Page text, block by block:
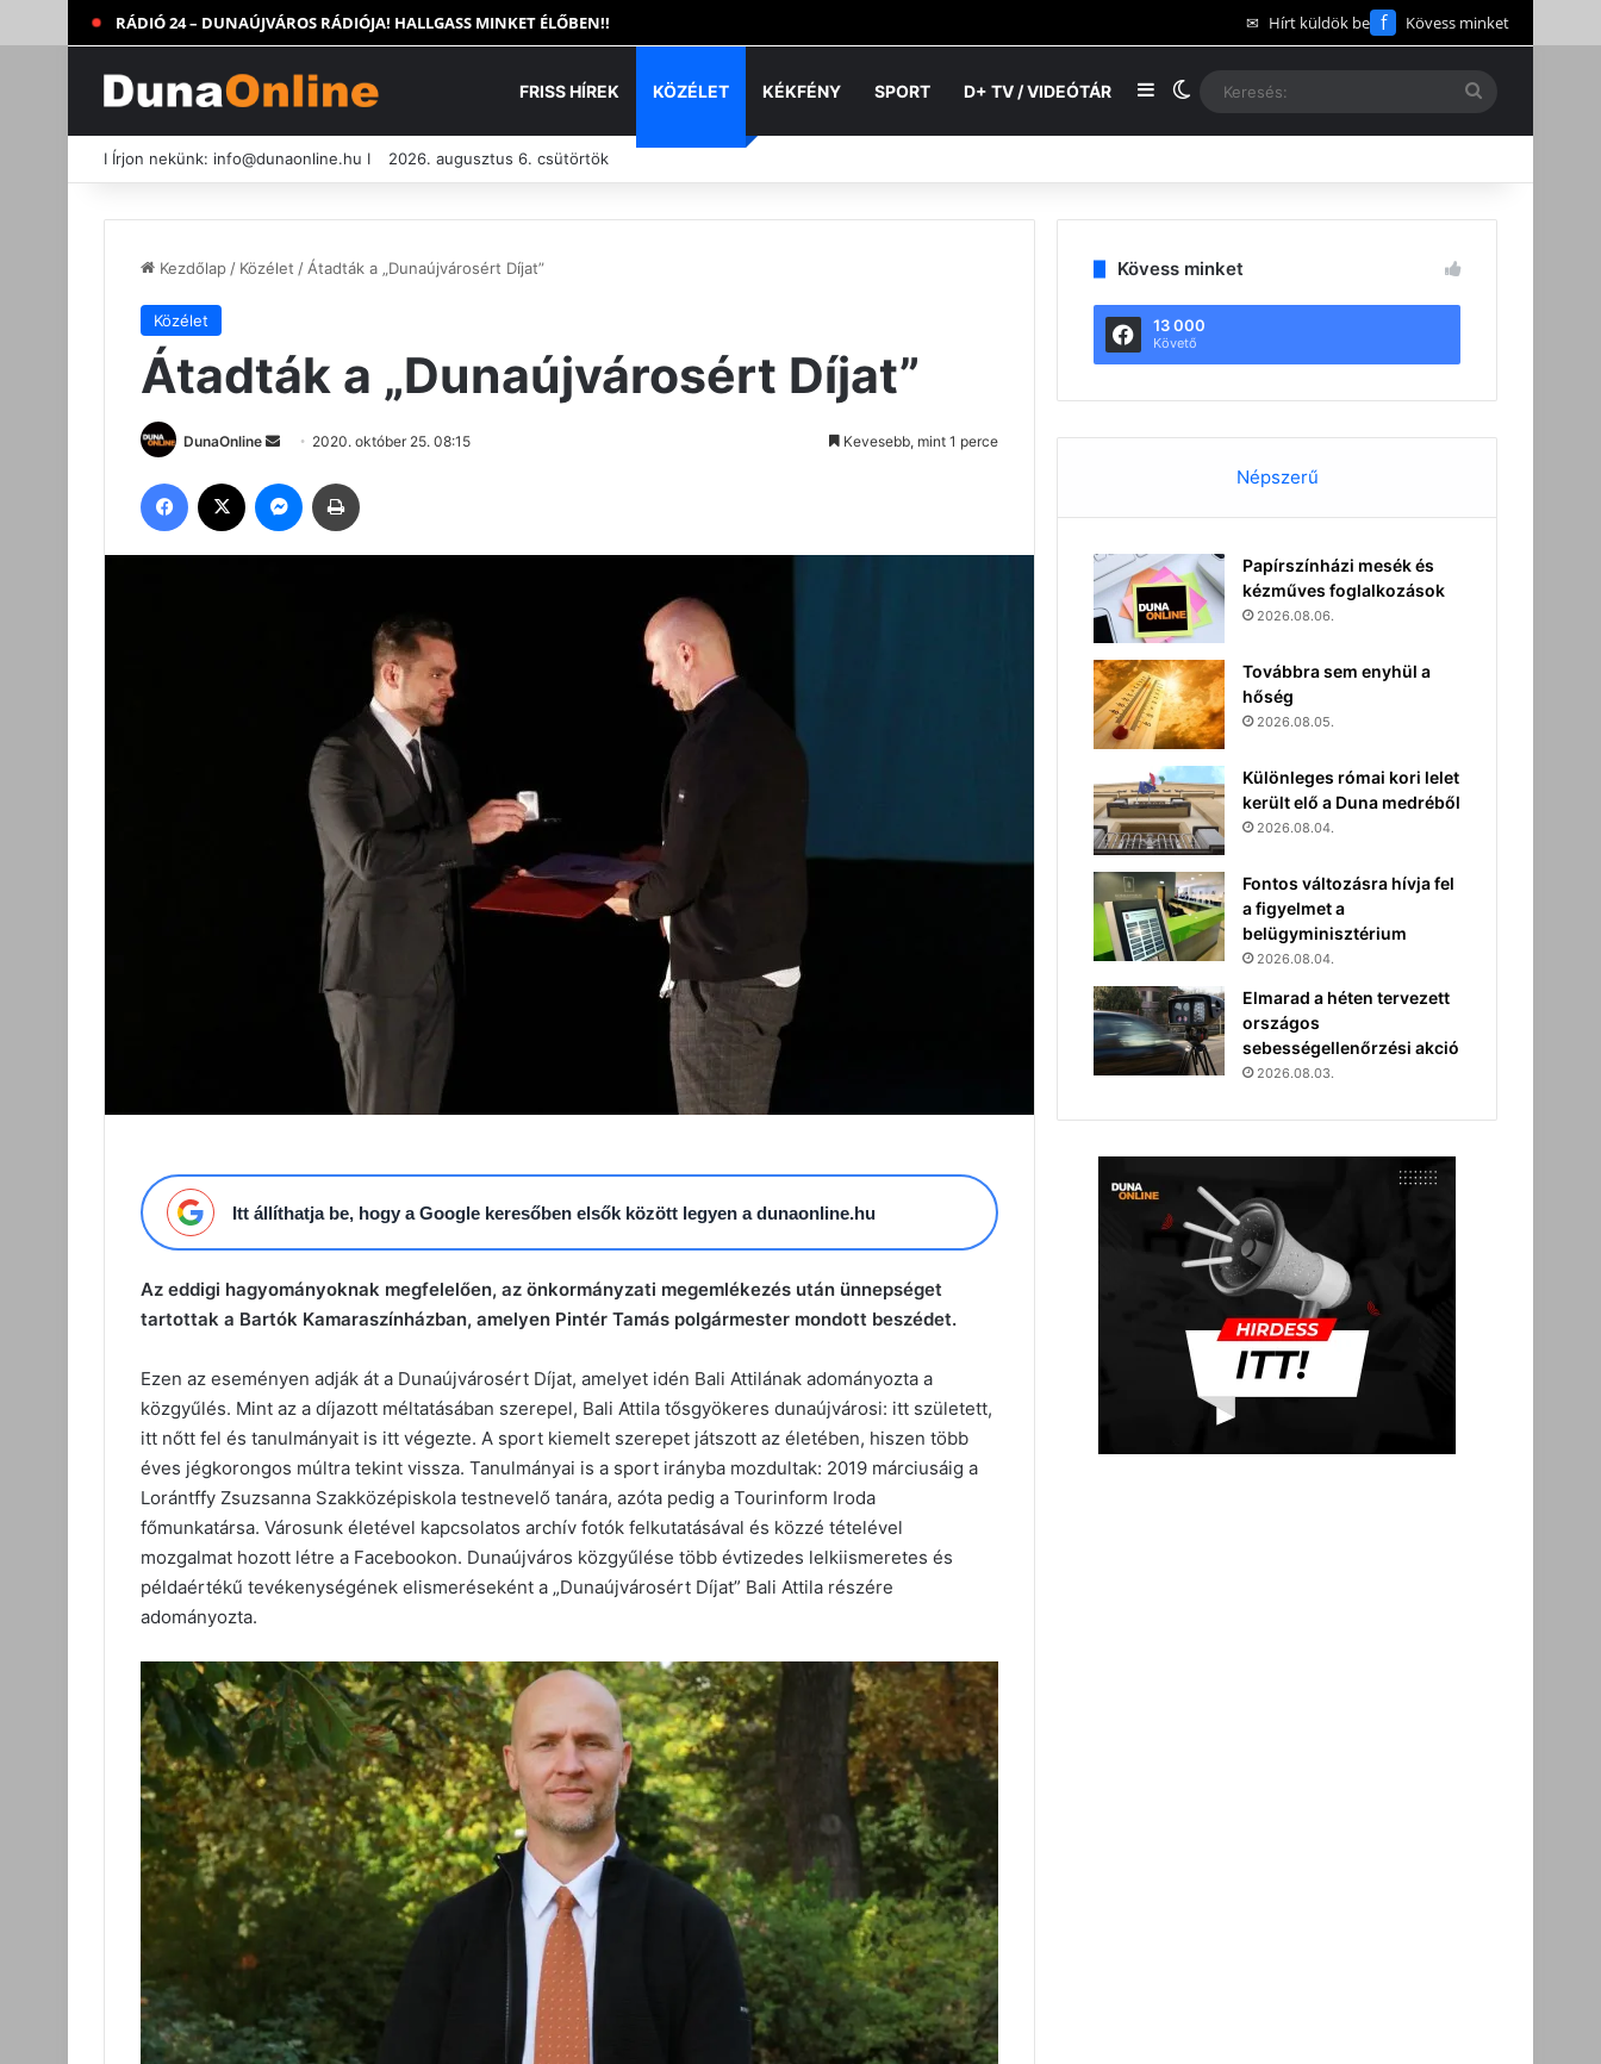
RÁDIÓ 24 – DUNAÚJVÁROS RÁDIÓJA! HALLGASS MINKET ÉLŐBEN!! ✉ Hírt küldök be f Kövess minket
FRISS HÍREK KÖZÉLET KÉKFÉNY SPORT D+ TV / VIDEÓTÁR OldalsávSwitch skin
I Írjon nekünk: info@dunaonline.hu I 2026. augusztus 6. csütörtök
Kezdőlap / Közélet / Átadták a „Dunaújvárosért Díjat”
Közélet
Átadták a „Dunaújvárosért Díjat”
DunaOnline
Send
email
2020. október 25. 08:15 Kevesebb, mint 1 perce
Facebook Messenger
Itt állíthatja be, hogy a Google keresőben elsők között legyen a dunaonline.hu
Az eddigi hagyományoknak megfelelően, az önkormányzati megemlékezés után ünnepséget
tartottak a Bartók Kamaraszínházban, amelyen Pintér Tamás polgármester mondott beszédet.
Ezen az eseményen adják át a Dunaújvárosért Díjat, amelyet idén Bali Attilának adományozta a
közgyűlés. Mint az a díjazott méltatásában szerepel, Bali Attila tősgyökeres dunaújvárosi: itt született,
itt nőtt fel és tanulmányait is itt végezte. A sport kiemelt szerepet játszott az életében, hiszen több
éves jégkorongos múltra tekint vissza. Tanulmányai is a sport irányba mozdultak: 2019 márciusáig a
Lorántffy Zsuzsanna Szakközépiskola testnevelő tanára, azóta pedig a Tourinform Iroda
főmunkatársa. Városunk életével kapcsolatos archív fotók felkutatásával és közzé tételével
mozgalmat hozott létre a Facebookon. Dunaújváros közgyűlése több évtizedes lelkiismeretes és
példaértékű tevékenységének elismeréseként a „Dunaújvárosért Díjat” Bali Attila részére
adományozta.
Kövess minket
13 000
Követő
Népszerű
Papírszínházi mesék és
kézműves foglalkozások
2026.08.06.
Továbbra sem enyhül a
hőség
2026.08.05.
Különleges római kori lelet
került elő a Duna medréből
2026.08.04.
Fontos változásra hívja fel
a figyelmet a
belügyminisztérium
2026.08.04.
Elmarad a héten tervezett
országos
sebességellenőrzési akció
2026.08.03.